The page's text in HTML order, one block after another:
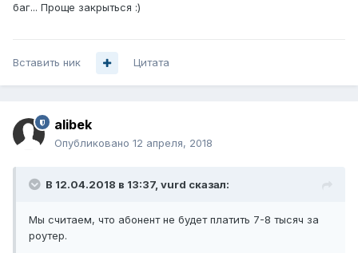
баг... Проще закрыться :)
Вставить ник Цитата
alibek
Опубликовано 12 апреля, 2018
В 12.04.2018 в 13:37, vurd сказал:
Мы считаем, что абонент не будет платить 7-8 тысяч за
роутер.